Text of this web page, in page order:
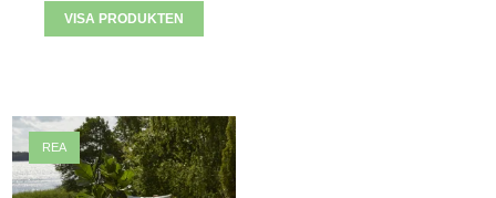
VISA PRODUKTEN
REA